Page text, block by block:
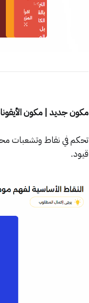
مكون جديد | مكون
تحكم في نقاط وتشعبات
قيود.